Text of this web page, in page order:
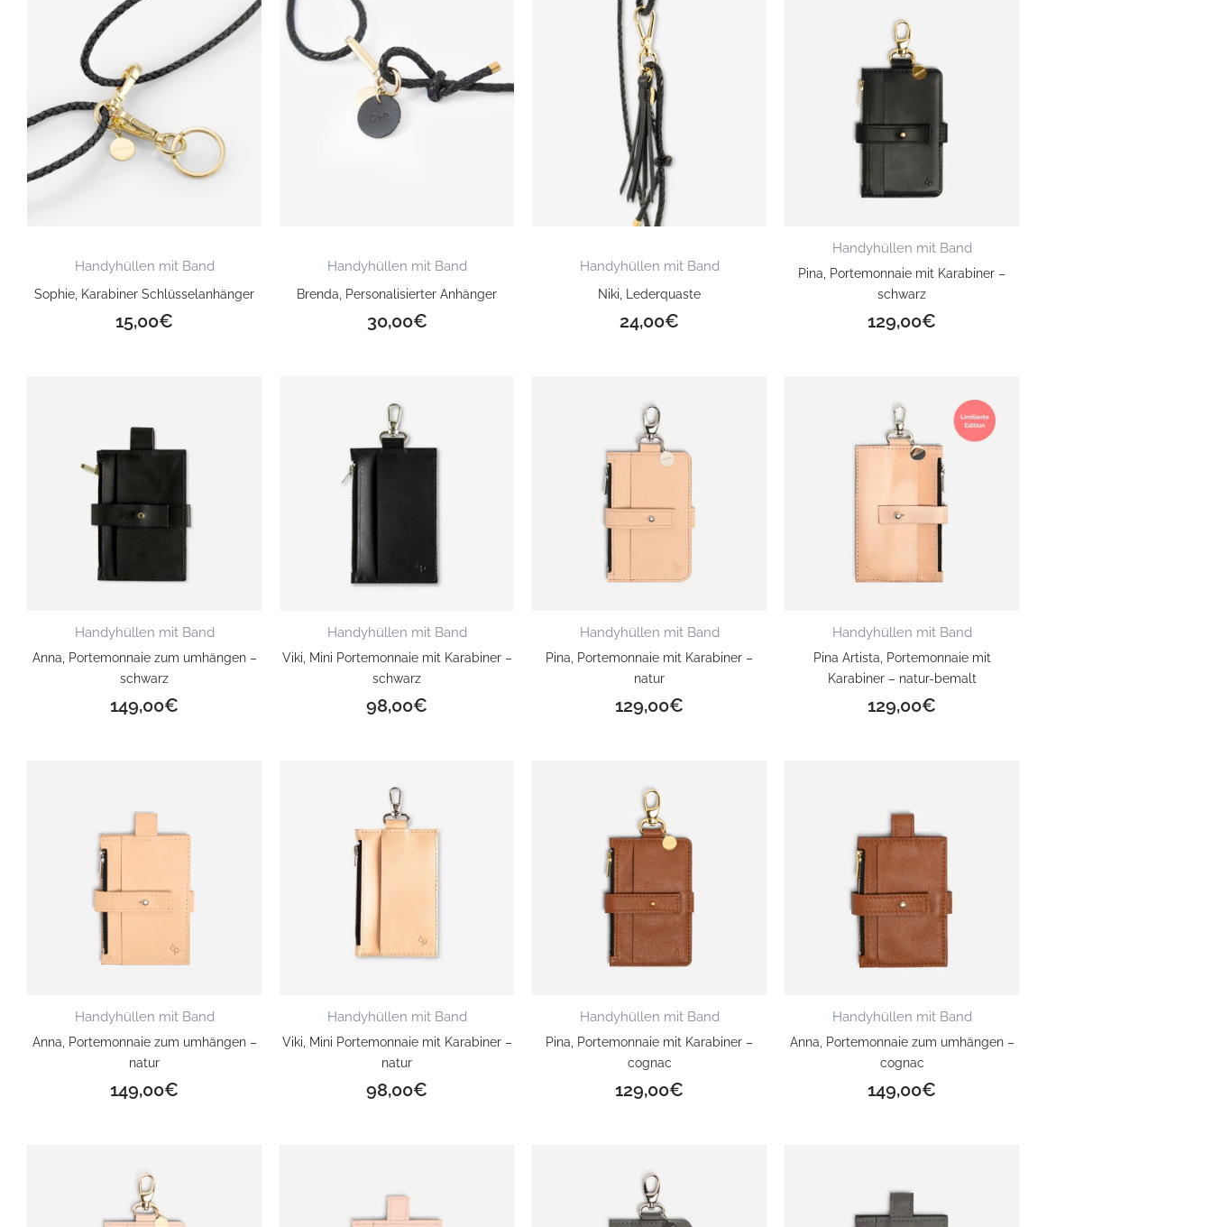
Handyhüllen mit Band
Sophie, Karabiner Schlüsselanhänger
15,00€
Handyhüllen mit Band
Brenda, Personalisierter Anhänger
30,00€
Handyhüllen mit Band
Niki, Lederquaste
24,00€
Handyhüllen mit Band
Pina, Portemonnaie mit Karabiner –
schwarz
129,00€
Handyhüllen mit Band
Anna, Portemonnaie zum umhängen –
schwarz
149,00€
Handyhüllen mit Band
Viki, Mini Portemonnaie mit Karabiner –
schwarz
98,00€
Handyhüllen mit Band
Pina, Portemonnaie mit Karabiner –
natur
129,00€
Handyhüllen mit Band
Pina Artista, Portemonnaie mit
Karabiner – natur-bemalt
129,00€
Handyhüllen mit Band
Anna, Portemonnaie zum umhängen –
natur
149,00€
Handyhüllen mit Band
Viki, Mini Portemonnaie mit Karabiner –
natur
98,00€
Handyhüllen mit Band
Pina, Portemonnaie mit Karabiner –
cognac
129,00€
Handyhüllen mit Band
Anna, Portemonnaie zum umhängen –
cognac
149,00€